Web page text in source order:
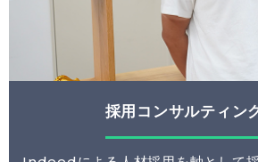
採用コンサルティン